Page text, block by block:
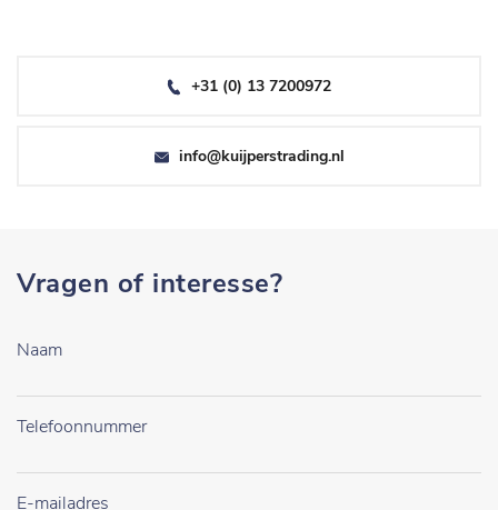
+31 (0) 13 7200972
info@kuijperstrading.nl
Vragen of interesse?